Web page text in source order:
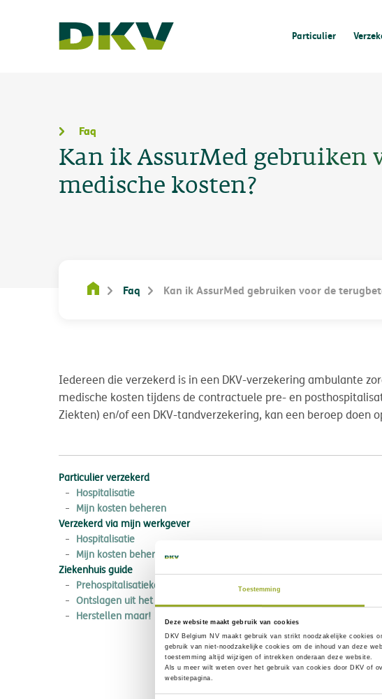
Toestemming
Deze website maakt gebruik van cookies
DKV Belgium NV maakt gebruik van strikt noodzakelijke cookies
gebruik vanniet-noodzakelijke cookies om de inhoud van deze
toestemming altijd wijzigen of intrekken onderaan deze website.
Als u meer wilt weten over het gebruik van cookies door DKV of
websitepagina.
Particulier
Faq
Kan ik AssurMed
medische kosten?
Faq Kan ik AssurMed gebruiken voor de
Iedereen die verzekerd is in een DKV-verzekering ambulante
medische kosten tijdens de contractuele pre- en
Ziekten) en/of een DKV-tandverzekering, kan een beroep doen
Particulier verzekerd
Hospitalisatie
Mijn kosten beheren
Verzekerd via mijn werkgever
Hospitalisatie
Mijn kosten beheren
Ziekenhuis guide
Prehospitalisatiekosten
Ontslagen uit het ziekenhuis. En nu ?
Herstellen maar!